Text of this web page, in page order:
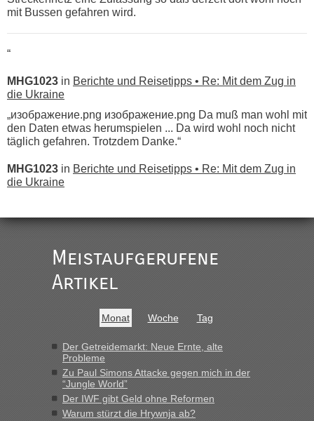
mit Bussen gefahren wird.
“
MHG1023 in Berichte und Reisetipps • Re: Mit dem Zug in
die Ukraine
„изображение.png изображение.png Da muß man wohl mit
den Daten etwas herumspielen ... Da wird wohl noch nicht
täglich gefahren. Trotzdem Danke.“
MHG1023 in Berichte und Reisetipps • Re: Mit dem Zug in
die Ukraine
Ist korrekt, aber ich finde man hätte trotzdem im Text gleich
darauf hinweisen können.
War aber nicht "böse" gemeint ...
buchbar - warum auch immer ...
Hab´s versucht - bekomme aber immer angezeigt "auf dieser
Strecke fahren wir nicht"
MHG1023 inBerichte und Reisetipps • Re: Mit dem Zug in
Meistaufgerufene
Artikel
Monat Woche Tag
Der Getreidemarkt: Neue Ernte, alte
Probleme
Zu Paul Simons Attacke gegen mich in der
“Jungle World”
Der IWF gibt Geld ohne Reformen
Warum stürzt die Hrywnja ab?